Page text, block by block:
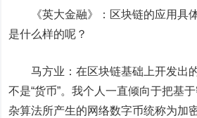
《英大金融》：区块链的应用具
是什么样的呢？
马方业：在区块链基础上开发出
不是“货币”。我个人一直倾向于把基
杂算法所产生的网络数字币统称为加